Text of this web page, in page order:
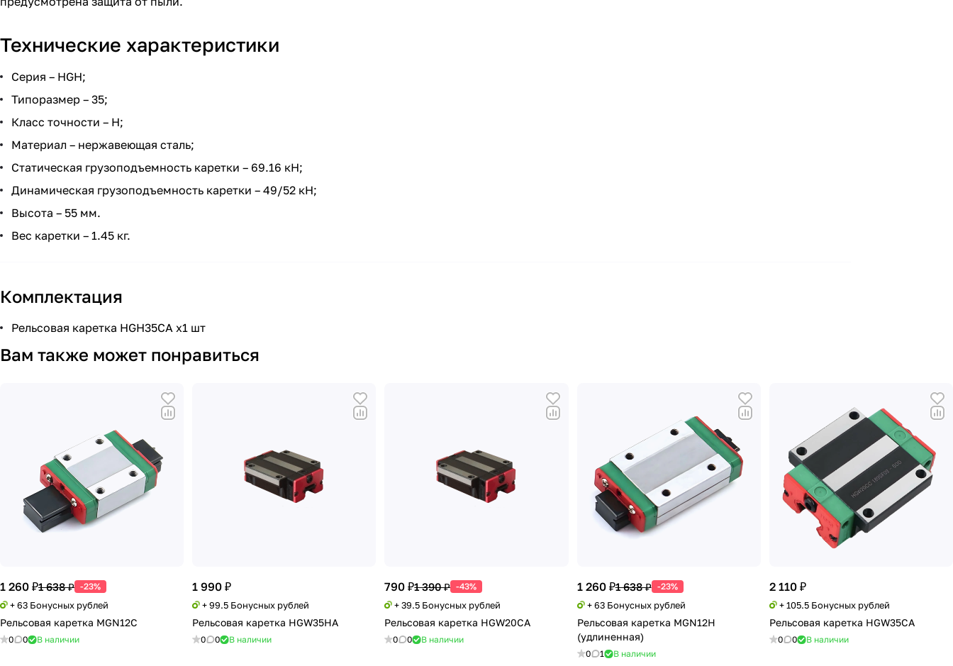
Технические характеристики
Серия – HGH;
Типоразмер – 35;
Класс точности – H;
Материал – нержавеющая сталь;
Статическая грузоподъемность каретки – 69.16 кН;
Динамическая грузоподъемность каретки – 49/52 кН;
Высота – 55 мм.
Вес каретки – 1.45 кг.
Комплектация
Рельсовая каретка HGH35CA x1 шт
Вам также может понравиться
1 260 ₽1 638 ₽ -23%
+ 63 Бонусных рублей
Рельсовая каретка MGN12C
0 0 В наличии
1 990 ₽
+ 99.5 Бонусных рублей
Рельсовая каретка HGW35HA
0 0 В наличии
790 ₽1 390 ₽ -43%
+ 39.5 Бонусных рублей
Рельсовая каретка HGW20CA
0 0 В наличии
1 260 ₽1 638 ₽ -23%
+ 63 Бонусных рублей
Рельсовая каретка MGN12H
(удлиненная)
0 1 В наличии
2 110 ₽
+ 105.5 Бонусных рублей
Рельсовая каретка HGW35CA
0 0 В наличии